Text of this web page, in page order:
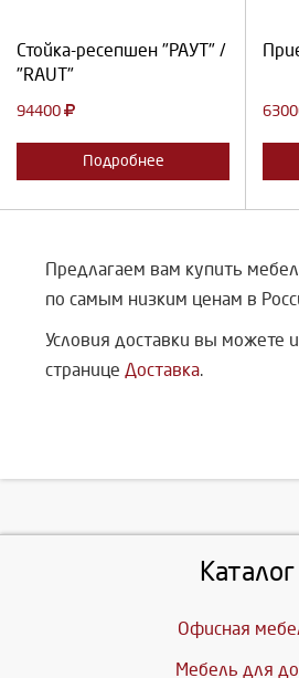
Стойка-ресепшен "РАУТ" /
"RAUT"
94400
Подробнее
Предлагаем вам купить
по самым низким ценам в
Условия доставки вы можете
странице Доставка.
Каталог
Офисная
Мебель для